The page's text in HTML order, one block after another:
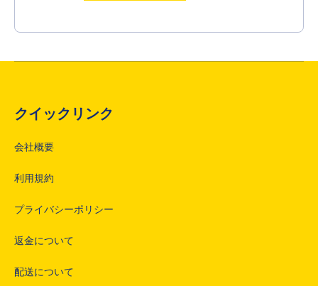
クイックリンク
会社概要
利用規約
プライバシーポリシー
返金について
配送について